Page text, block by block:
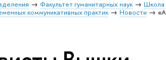
Факультет гуманитарных наук
Школа
коммуникативных практик Новости